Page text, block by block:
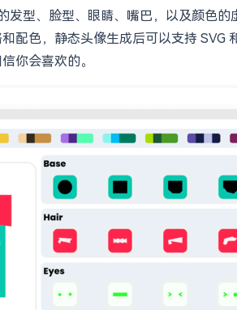
发型、脸型、眼睛、嘴巴，以及颜色
配色，静态头像生成后可以支持
你会喜欢的。